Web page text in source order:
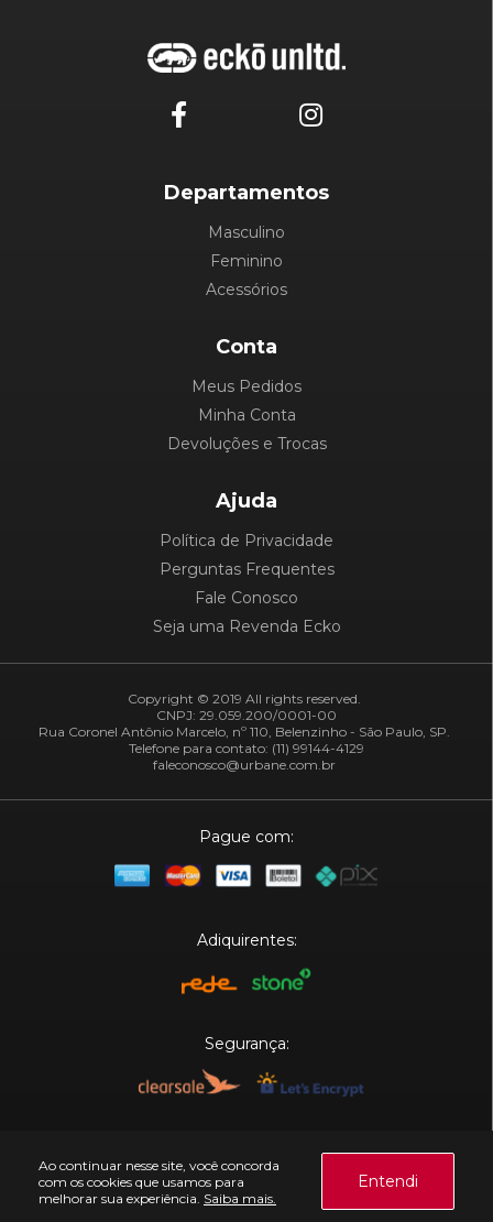
Ao continuar nesse site, você concorda
com os cookies que usamos para
melhorar sua experiência. Saiba mais.
Entendi
Departamentos
Masculino
Feminino
Acessórios
Conta
Meus Pedidos
Minha Conta
Devoluções e Trocas
Ajuda
Política de Privacidade
Perguntas Frequentes
Fale Conosco
Seja uma Revenda Ecko
Copyright © 2019 All rights reserved.
CNPJ: 29.059.200/0001-00
Rua Coronel Antônio Marcelo, nº 110, Belenzinho - São Paulo, SP.
Telefone para contato: (11) 99144-4129
faleconosco@urbane.com.br
Pague com:
Adiquirentes:
Segurança: